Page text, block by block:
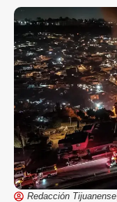
Redacción Tijuanense